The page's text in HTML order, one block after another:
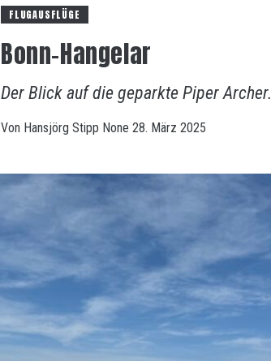
FLUGAUSFLÜGE
Bonn-Hangelar
Der Blick auf die geparkte Piper Archer.
Von Hansjörg Stipp None 28. März 2025